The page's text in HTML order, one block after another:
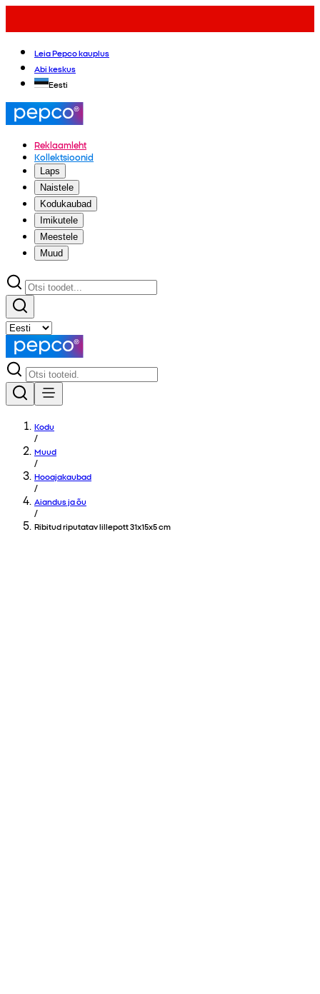
Leia Pepco kauplus
Abi keskus
Eesti
Reklaamleht
Kollektsioonid
Laps
Naistele
Kodukaubad
Imikutele
Meestele
Muud
Kodu
/
Muud
/
Hooajakaubad
/
Aiandus ja õu
/
Ribitud riputatav lillepott 31x15x5 cm